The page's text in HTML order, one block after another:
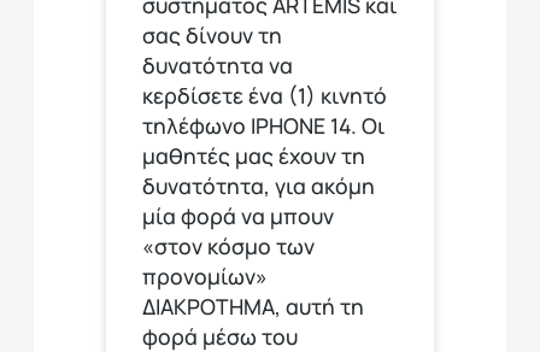
σας δίνουν τη
δυνατότητα να
κερδίσετε ένα (1) κινητό
τηλέφωνο ΙΡΗΟΝΕ 14. Οι
μαθητές μας έχουν τη
δυνατότητα, για ακόμη
μία φορά να μπουν
«στον κόσμο των
προνομίων»
ΔΙΑΚΡΟΤΗΜΑ, αυτή τη
φορά μέσω του